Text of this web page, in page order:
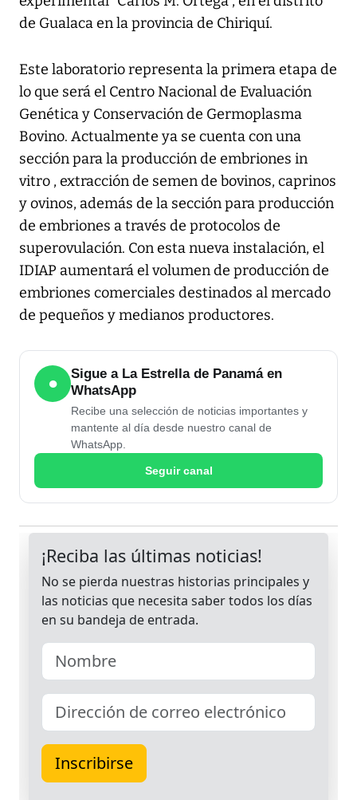
de Gualaca en la provincia de Chiriquí.
Este laboratorio representa la primera etapa de
lo que será el Centro Nacional de Evaluación
Genética y Conservación de Germoplasma
Bovino. Actualmente ya se cuenta con una
sección para la producción de embriones in
vitro , extracción de semen de bovinos, caprinos
y ovinos, además de la sección para producción
de embriones a través de protocolos de
superovulación. Con esta nueva instalación, el
IDIAP aumentará el volumen de producción de
embriones comerciales destinados al mercado
de pequeños y medianos productores.
●
Sigue a La Estrella de Panamá en
WhatsApp
Recibe una selección de noticias importantes y
mantente al día desde nuestro canal de
WhatsApp.
Seguir canal